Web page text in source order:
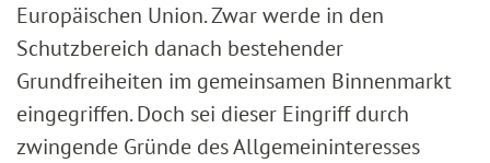
Europäischen Union. Zwar werde in den
Schutzbereich danach bestehender
Grundfreiheiten im gemeinsamen Binnenmarkt
eingegriffen. Doch sei dieser Eingriff durch
zwingende Gründe des Allgemeininteresses